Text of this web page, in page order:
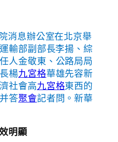
消息辦公室在北京舉
輸部副部長李揚、綜
人金敬東、公路局局
楊九宮格華雄先容新
社會高九宮格東西的
答聚會記者問。新華
明顯